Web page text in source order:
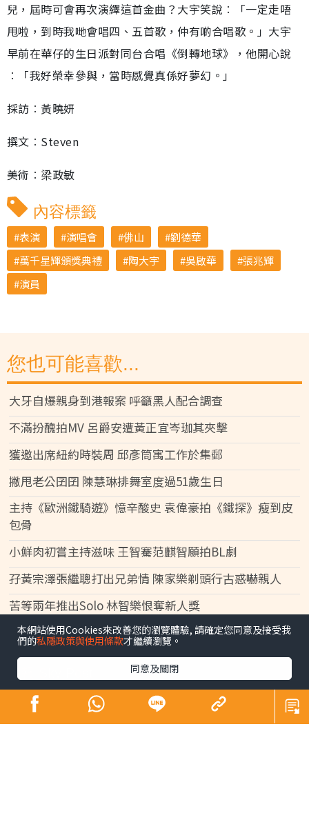
兒，屆時可會再次演繹這首金曲？大宇笑說︰「一定走唔
甩啦，到時我哋會唱四、五首歌，仲有啲合唱歌。」大宇
早前在華仔的生日派對同台合唱《倒轉地球》，他開心說
︰「我好榮幸參與，當時感覺真係好夢幻。」
採訪︰黃曉妍
撰文︰Steven
美術︰梁政敏
內容標籤
表演 演唱會 佛山
劉德華
萬千星輝頒獎典禮
陶大宇 吳啟華
張兆輝
演員
您也可能喜歡...
大牙自爆親身到港報案 呼籲黑人配合調查
不滿扮醜拍MV 呂爵安遭黃正宜岑珈其夾擊
獲邀出席紐約時裝周 邱彥筒寓工作於集郵
撇甩老公囝囝 陳慧琳排舞室度過51歲生日
主持《歐洲鐵騎遊》憶辛酸史 袁偉豪拍《鐵探》瘦到皮
包骨
小鮮肉初嘗主持滋味 王智騫范麒智願拍BL劇
孖黃宗澤張繼聰打出兄弟情 陳家樂剃頭行古惑嚇親人
苦等兩年推出Solo 林智樂恨奪新人獎
本網站使用Cookies來改善您的瀏覽體驗, 請確定您同意及接受我
們的私隱政策與使用條款才繼續瀏覽。
同意及關閉